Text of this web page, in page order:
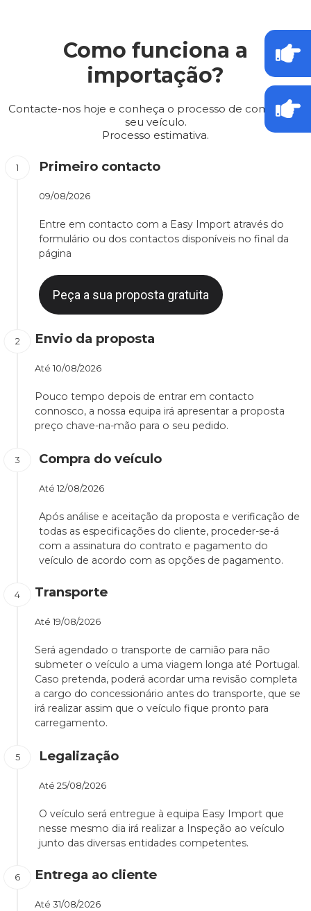
Como funciona a
importação?
Contacte-nos hoje e conheça o processo de compra do
seu veículo.
Processo estimativa.
Primeiro contacto
09/08/2026
Entre em contacto com a Easy Import através do
formulário ou dos contactos disponíveis no final da
página
Peça a sua proposta gratuita
Envio da proposta
Até 10/08/2026
Pouco tempo depois de entrar em contacto
connosco, a nossa equipa irá apresentar a proposta
preço chave-na-mão para o seu pedido.
Compra do veículo
Até 12/08/2026
Após análise e aceitação da proposta e verificação de
todas as especificações do cliente, proceder-se-á
com a assinatura do contrato e pagamento do
veículo de acordo com as opções de pagamento.
Transporte
Até 19/08/2026
Será agendado o transporte de camião para não
submeter o veículo a uma viagem longa até Portugal.
Caso pretenda, poderá acordar uma revisão completa
a cargo do concessionário antes do transporte, que se
irá realizar assim que o veículo fique pronto para
carregamento.
Legalização
Até 25/08/2026
O veículo será entregue à equipa Easy Import que
nesse mesmo dia irá realizar a Inspeção ao veículo
junto das diversas entidades competentes.
Entrega ao cliente
Até 31/08/2026